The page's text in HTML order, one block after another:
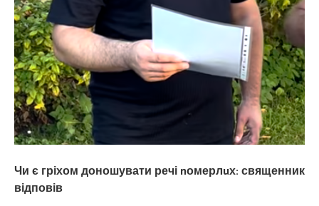
Чи є гріхом доношувати речі nомерлuх: священник
відповів